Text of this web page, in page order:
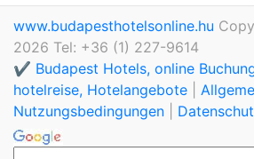
www.budapesthotelsonline.hu
2026 Tel: +36 (1) 227-9614
✔️ Budapest Hotels, online
hotelreise, Hotelangebote
Nutzungsbedingungen